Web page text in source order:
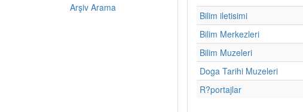
Arşiv Arama
Bilim iletisimi
Bilim Merkezleri
Bilim Muzeleri
Doga Tarihi Muzeleri
R?portajlar